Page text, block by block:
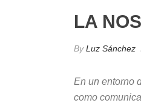
LA
ByLuz Sánchez
En un entorno
como